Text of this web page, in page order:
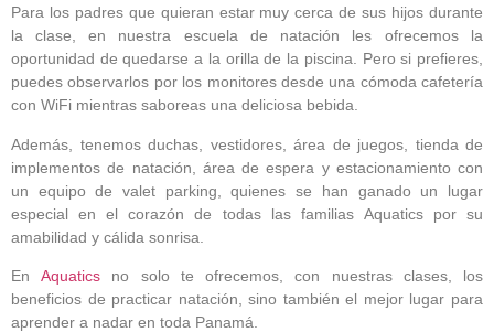
Para los padres que quieran estar muy cerca de sus hijos durante
la clase, en nuestra escuela de natación les ofrecemos la
oportunidad de quedarse a la orilla de la piscina. Pero si prefieres,
puedes observarlos por los monitores desde una cómoda cafetería
con WiFi mientras saboreas una deliciosa bebida.
Además, tenemos duchas, vestidores, área de juegos, tienda de
implementos de natación, área de espera y estacionamiento con
un equipo de valet parking, quienes se han ganado un lugar
especial en el corazón de todas las familias Aquatics por su
amabilidad y cálida sonrisa.
En Aquatics no solo te ofrecemos, con nuestras clases, los
beneficios de practicar natación, sino también el mejor lugar para
aprender a nadar en toda Panamá.